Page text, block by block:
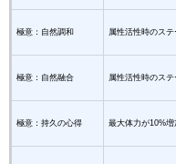
極意：自然調和 属性活性時のステ
極意：自然融合 属性活性時のステ
極意：持久の心得 最大体力が10%増